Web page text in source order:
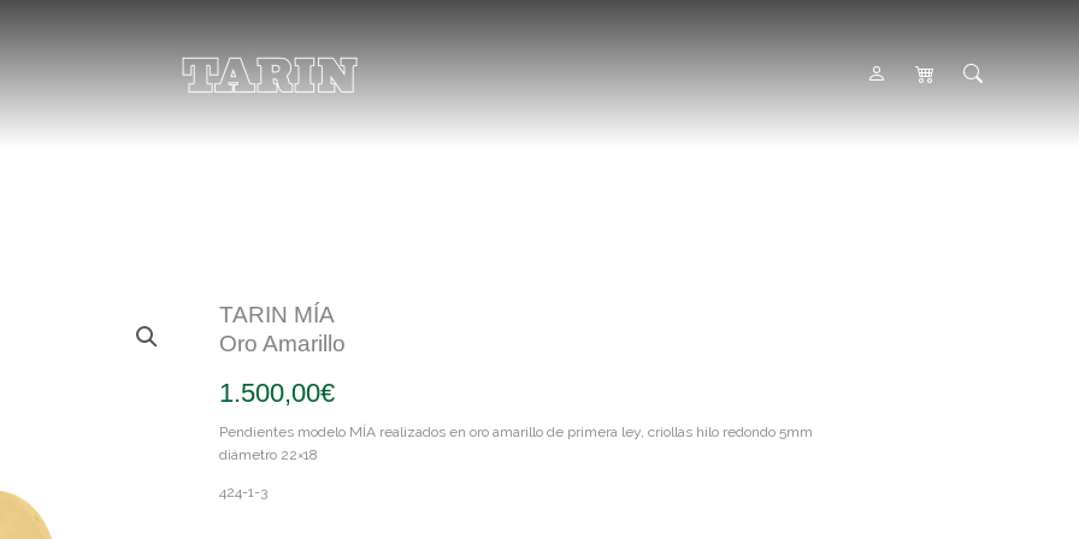
TARIN MÍA
Oro Amarillo
1.500,00€
Pendientes modelo MÍA realizados en oro amarillo de primera ley, criollas hilo redondo 5mm
diámetro 22×18
424-1-3